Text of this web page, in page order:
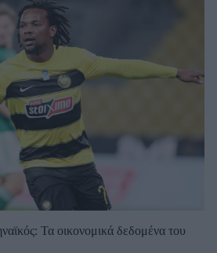
Τα οικονομικά δεδομένα του